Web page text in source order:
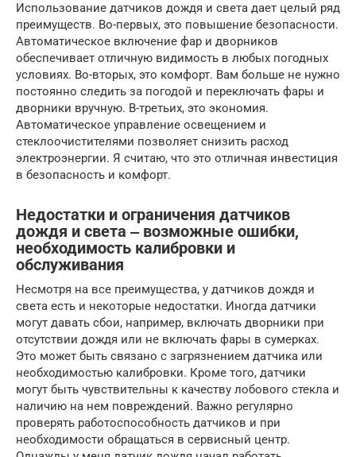
Использование датчиков дождя и света дает целый ряд
преимуществ. Во-первых, это повышение безопасности.
Автоматическое включение фар и дворников
обеспечивает отличную видимость в любых погодных
условиях. Во-вторых, это комфорт. Вам больше не нужно
постоянно следить за погодой и переключать фары и
дворники вручную. В-третьих, это экономия.
Автоматическое управление освещением и
стеклоочистителями позволяет снизить расход
электроэнергии. Я считаю, что это отличная инвестиция
в безопасность и комфорт.
Недостатки и ограничения датчиков
дождя и света ‒ возможные ошибки,
необходимость калибровки и
обслуживания
Несмотря на все преимущества, у датчиков дождя и
света есть и некоторые недостатки. Иногда датчики
могут давать сбои, например, включать дворники при
отсутствии дождя или не включать фары в сумерках.
Это может быть связано с загрязнением датчика или
необходимостью калибровки. Кроме того, датчики
могут быть чувствительны к качеству лобового стекла и
наличию на нем повреждений. Важно регулярно
проверять работоспособность датчиков и при
необходимости обращаться в сервисный центр.